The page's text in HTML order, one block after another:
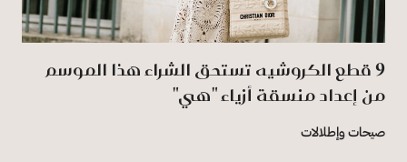
9 قطع الكروشيه تستحق الشراء هذا الموسم
من إعداد منسقة أزياء "هي"
صيحات وإطلالات